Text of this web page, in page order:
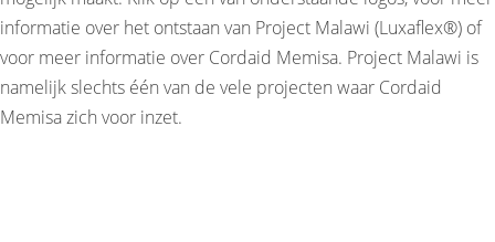
informatie over het ontstaan van Project Malawi (Luxaflex®) of
voor meer informatie over Cordaid Memisa. Project Malawi is
namelijk slechts één van de vele projecten waar Cordaid
Memisa zich voor inzet.